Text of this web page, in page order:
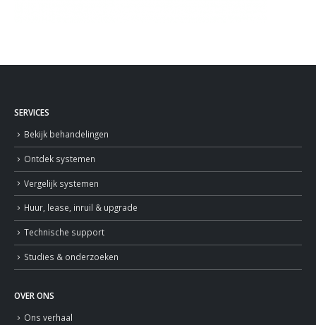
SERVICES
Bekijk behandelingen
Ontdek systemen
Vergelijk systemen
Huur, lease, inruil & upgrade
Technische support
Studies & onderzoeken
OVER ONS
Ons verhaal